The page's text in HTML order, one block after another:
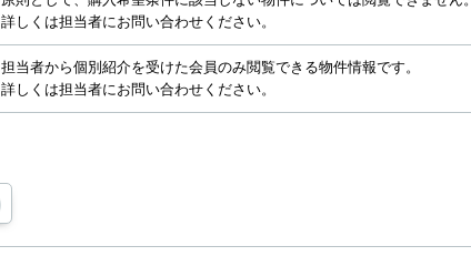
詳しくは担当者にお問い合わせください。
担当者から個別紹介を受けた会員のみ閲覧できる物件情報です。
詳しくは担当者にお問い合わせください。